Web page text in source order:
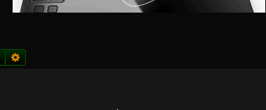
SearchAdvanced search